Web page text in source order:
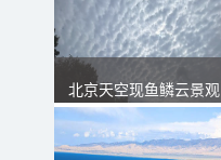
北京天空现鱼鳞云景观